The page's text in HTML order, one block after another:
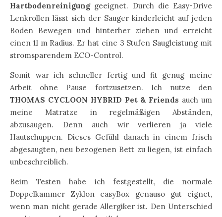
Hartbodenreinigunggeeignet. Durch die Easy-Drive
Lenkrollen lässt sich der Sauger kinderleicht auf jeden
Boden Bewegen und hinterher ziehen und erreicht
einen 11 m Radius. Er hat eine 3 Stufen Saugleistung mit
stromsparendem ECO-Control.
Somit war ich schneller fertig und fit genug meine
Arbeit ohne Pause fortzusetzen. Ich nutze den
THOMAS CYCLOON HYBRID Pet & Friends auch um
meine Matratze in regelmäßigen Abständen,
abzusaugen. Denn auch wir verlieren ja viele
Hautschuppen. Dieses Gefühl danach in einem frisch
abgesaugten, neu bezogenen Bett zu liegen, ist einfach
unbeschreiblich.
Beim Testen habe ich festgestellt, die normale
Doppelkammer Zyklon easyBox genauso gut eignet,
wenn man nicht gerade Allergiker ist. Den Unterschied